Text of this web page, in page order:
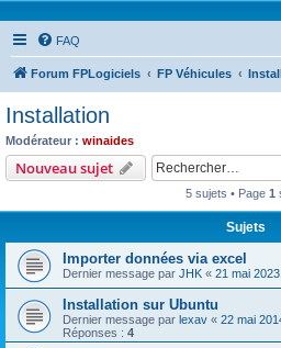
FAQ
Forum FPLogiciels FP Véhicules
Installation
Modérateur : winaides
Nouveau sujet
5 sujets • Page 1
Sujets
Importer données via excel
Dernier message par JHK « 21 mai
Installation sur Ubuntu
Dernier message par lexav « 22 mai
Réponses : 4